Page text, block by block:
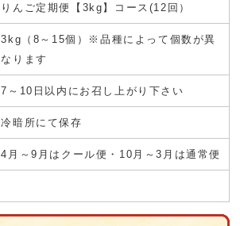
りんご定期便【3kg】コース(12回）
3kg（8～15個）※品種によって個数が異
なります
7～10日以内にお召し上がり下さい
冷暗所にて保存
4月～9月はクール便・10月～3月は通常便